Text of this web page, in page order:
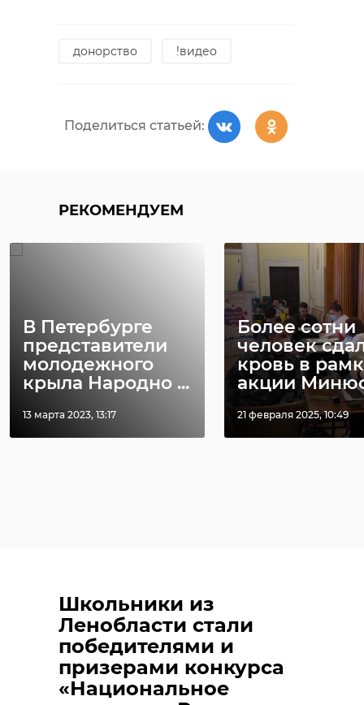
донорство !видео
Поделиться статьей:
РЕКОМЕНДУЕМ
В Петербурге
представители
молодежного
крыла Народно ...
13 марта 2023, 13:17
Более сотни
человек
кровь в
акции
21 февраля 2025, 10:49
Школьники из
Ленобласти стали
победителями и
призерами конкурса
«Национальное